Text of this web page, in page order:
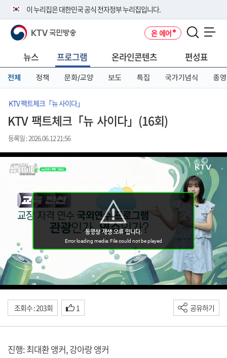
이 누리집은 대한민국 공식 전자정부 누리집입니다.
공식 누리집 주소 확인하기
니다.
이밖에 or.kr 또는 .kr등 다른 도메인 주소를 사용하고 있다면 아래 URL에
서 도메인 주소를 확인해 보세요
KTV 국민방송 온 에어
뉴스 프로그램 온라인콘텐츠 편성표
전체 정책 문화/교양 보도 특집 국가기념식 종영
KTV 팩트체크「뉴 사이다」
KTV 팩트체크「뉴 사이다」(16회)
등록일 : 2026.06.12 21:56
조회수 : 203회 1 공유하기
진행: 최대환 앵커, 강아랑 앵커